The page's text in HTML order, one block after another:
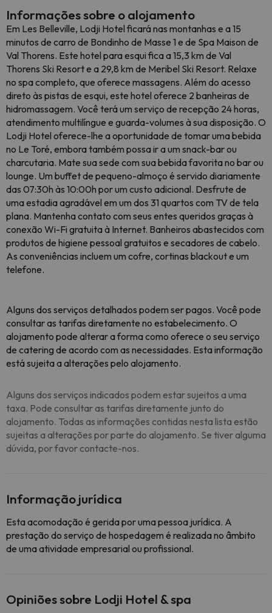
Informações sobre o alojamento
Em Les Belleville, Lodji Hotel ficará nas montanhas e a 15
minutos de carro de Bondinho de Masse 1 e de Spa Maison de
Val Thorens. Este hotel para esqui fica a 15,3 km de Val
Thorens Ski Resort e a 29,8 km de Meribel Ski Resort. Relaxe
no spa completo, que oferece massagens. Além do acesso
direto às pistas de esqui, este hotel oferece 2 banheiras de
hidromassagem. Você terá um serviço de recepção 24 horas,
atendimento multilíngue e guarda-volumes à sua disposição. O
Lodji Hotel oferece-lhe a oportunidade de tomar uma bebida
no Le Toré, embora também possa ir a um snack-bar ou
charcutaria. Mate sua sede com sua bebida favorita no bar ou
lounge. Um buffet de pequeno-almoço é servido diariamente
das 07:30h às 10:00h por um custo adicional. Desfrute de
uma estadia agradável em um dos 31 quartos com TV de tela
plana. Mantenha contato com seus entes queridos graças à
conexão Wi-Fi gratuita à Internet. Banheiros abastecidos com
produtos de higiene pessoal gratuitos e secadores de cabelo.
As conveniências incluem um cofre, cortinas blackout e um
telefone.
Alguns dos serviços detalhados podem ser pagos. Você pode
consultar as tarifas diretamente no estabelecimento. O
alojamento pode alterar a forma como oferece o seu serviço
de catering de acordo com as necessidades. Esta informação
está sujeita a alterações pelo alojamento.
Alguns dos serviços indicados podem estar sujeitos a uma
taxa. Pode consultar as tarifas diretamente junto do
alojamento. Todas as informações contidas nesta lista estão
sujeitas a alterações por parte do alojamento. Se tiver alguma
dúvida, por favor contacte-nos.
Informação jurídica
Esta acomodação é gerida por uma pessoa jurídica. A
prestação do serviço de hospedagem é realizada no âmbito
de uma atividade empresarial ou profissional.
Opiniões sobre Lodji Hotel & spa